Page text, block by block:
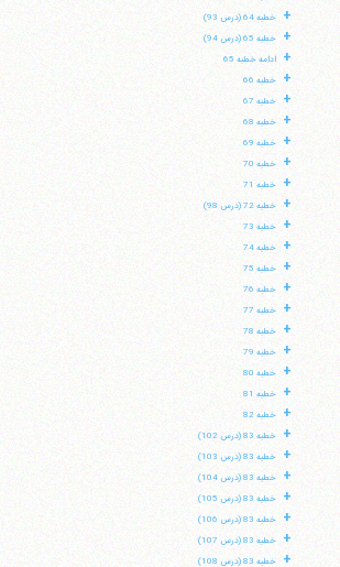
+ خطبه 64 (درس 93)
+ خطبه 65 (درس 94)
+ ادامه خطبه 65
+ خطبه 66
+ خطبه 67
+ خطبه 68
+ خطبه 69
+ خطبه 70
+ خطبه 71
+ خطبه 72 (درس 98)
+ خطبه 73
+ خطبه 74
+ خطبه 75
+ خطبه 76
+ خطبه 77
+ خطبه 78
+ خطبه 79
+ خطبه 80
+ خطبه 81
+ خطبه 82
+ خطبه 83 (درس 102)
+ خطبه 83 (درس 103)
+ خطبه 83 (درس 104)
+ خطبه 83 (درس 105)
+ خطبه 83 (درس 106)
+ خطبه 83 (درس 107)
+ خطبه 83 (درس 108)